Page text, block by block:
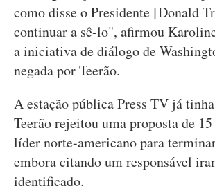
como disse o Presidente [Donald
continuar a sê-lo", afirmou
a iniciativa de diálogo de
negada por Teerão.
A estação pública Press TV já
Teerão rejeitou uma proposta de
líder norte-americano para
embora citando um responsável
identificado.